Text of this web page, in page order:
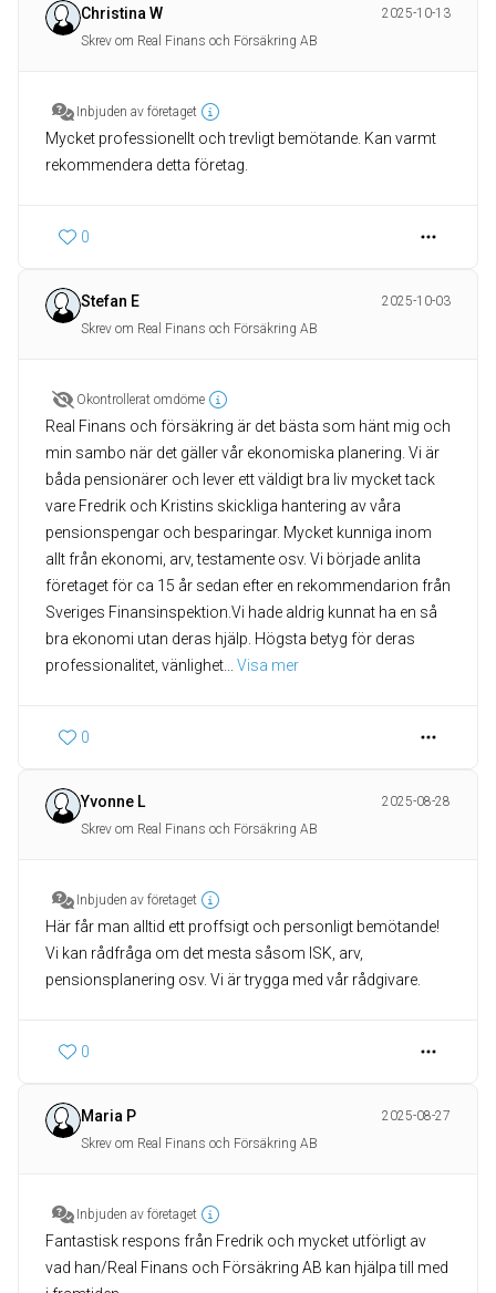
Christina W
2025-10-13
Skrev om Real Finans och Försäkring AB
Inbjuden av företaget
Mycket professionellt och trevligt bemötande. Kan varmt
rekommendera detta företag.
0
Stefan E
2025-10-03
Skrev om Real Finans och Försäkring AB
Okontrollerat omdöme
Real Finans och försäkring är det bästa som hänt mig och
min sambo när det gäller vår ekonomiska planering. Vi är
båda pensionärer och lever ett väldigt bra liv mycket tack
vare Fredrik och Kristins skickliga hantering av våra
pensionspengar och besparingar. Mycket kunniga inom
allt från ekonomi, arv, testamente osv. Vi började anlita
företaget för ca 15 år sedan efter en rekommendarion från
Sveriges Finansinspektion.Vi hade aldrig kunnat ha en så
bra ekonomi utan deras hjälp. Högsta betyg för deras
professionalitet, vänlighet
Visa mer
0
Yvonne L
2025-08-28
Skrev om Real Finans och Försäkring AB
Inbjuden av företaget
Här får man alltid ett proffsigt och personligt bemötande!
Vi kan rådfråga om det mesta såsom ISK, arv,
pensionsplanering osv. Vi är trygga med vår rådgivare.
0
Maria P
2025-08-27
Skrev om Real Finans och Försäkring AB
Inbjuden av företaget
Fantastisk respons från Fredrik och mycket utförligt av
vad han/Real Finans och Försäkring AB kan hjälpa till med